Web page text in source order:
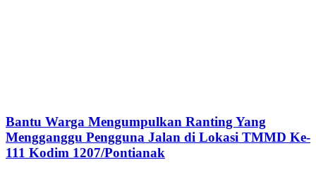
Bantu Warga Mengumpulkan Ranting Yang
Mengganggu Pengguna Jalan di Lokasi TMMD Ke-
111 Kodim 1207/Pontianak